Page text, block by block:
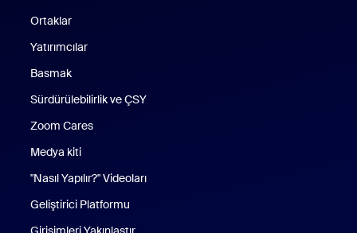
Ortaklar
Yatırımcılar
Basmak
Sürdürülebilirlik ve ÇSY
Zoom Cares
Medya kiti
"Nasıl Yapılır?" Videoları
Geliştirici Platformu